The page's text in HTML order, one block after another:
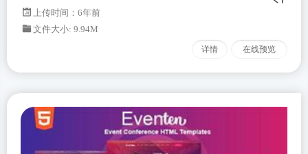
上传时间：6年前
文件大小: 9.94M
详情 在线预览